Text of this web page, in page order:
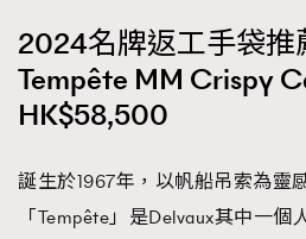
2024名牌返工手袋推
Tempête MM Crispy
HK$58,500
誕生於1967年，以帆船吊索為靈
「Tempête」是Delvaux其中一